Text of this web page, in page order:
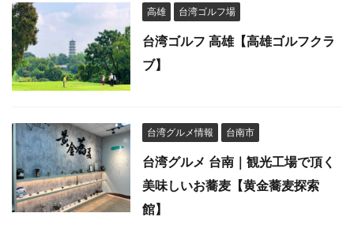
高雄 台湾ゴルフ場
台湾ゴルフ 高雄【高雄ゴルフクラ
ブ】
台湾グルメ情報 台南市
台湾グルメ 台南｜観光工場で頂く
美味しいお蕎麦【黄金蕎麦探索
館】